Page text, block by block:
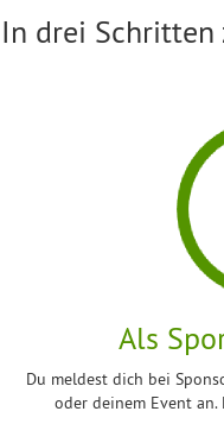
In drei Schritten
Als
Du meldest dich bei
oder deinem Event